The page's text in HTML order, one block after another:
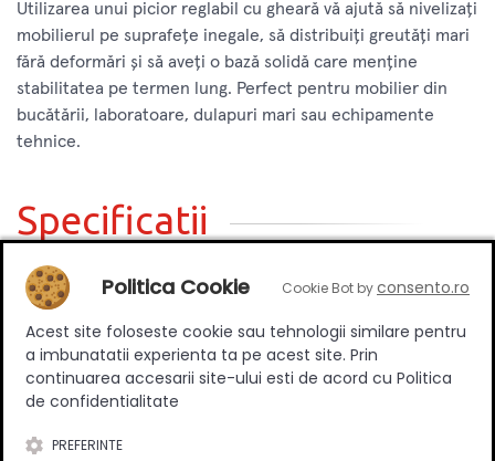
Utilizarea unui picior reglabil cu gheară vă ajută să nivelizați
mobilierul pe suprafețe inegale, să distribuiți greutăți mari
fără deformări și să aveți o bază solidă care menține
stabilitatea pe termen lung. Perfect pentru mobilier din
bucătării, laboratoare, dulapuri mari sau echipamente
tehnice.
Specificatii
Ajustabil
Material
Metal
Culoare
Argintiu
Politica Cookie Cookie Bot byconsento.ro
Acest site foloseste cookie sau tehnologii similare pentru
a imbunatatii experienta ta pe acest site. Prin
continuarea accesarii site-ului esti de acord cu Politica
de confidentialitate
PREFERINTE